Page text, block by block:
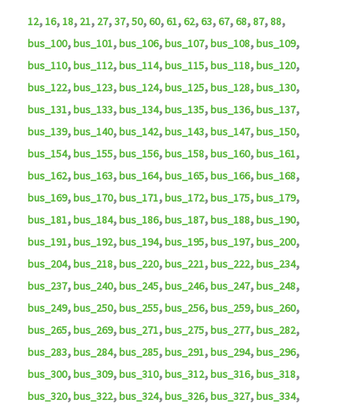
12,16,18, 21, 27,37,50,60,61,62,63,67,68,87,88,
bus_100,bus_101,bus_106,bus_107,bus_108,bus_109,
bus_110,bus_112,bus_114,bus_115,bus_118,bus_120,
bus_122,bus_123,bus_124,bus_125,bus_128,bus_130,
bus_131,bus_133,bus_134,bus_135,bus_136,bus_137,
bus_139,bus_140,bus_142,bus_143,bus_147,bus_150,
bus_154,bus_155,bus_156,bus_158,bus_160,bus_161,
bus_162,bus_163,bus_164,bus_165,bus_166,bus_168,
bus_169,bus_170,bus_171,bus_172,bus_175,bus_179,
bus_181,bus_184,bus_186,bus_187,bus_188,bus_190,
bus_191,bus_192,bus_194,bus_195,bus_197,bus_200,
bus_204,bus_218,bus_220,bus_221,bus_222,bus_234,
bus_237,bus_240,bus_245,bus_246,bus_247,bus_248,
bus_249,bus_250,bus_255,bus_256,bus_259,bus_260,
bus_265,bus_269,bus_271,bus_275,bus_277,bus_282,
bus_283,bus_284,bus_285,bus_291,bus_294,bus_296,
bus_300,bus_309,bus_310,bus_312,bus_316,bus_318,
bus_320,bus_322,bus_324,bus_326,bus_327,bus_334,